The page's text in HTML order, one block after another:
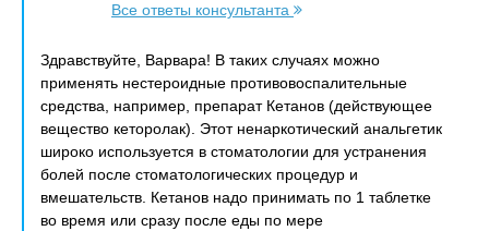
Все ответы консультанта
Здравствуйте, Варвара! В таких случаях можно
применять нестероидные противовоспалительные
средства, например, препарат Кетанов (действующее
вещество кеторолак). Этот ненаркотический анальгетик
широко используется в стоматологии для устранения
болей после стоматологических процедур и
вмешательств. Кетанов надо принимать по 1 таблетке
во время или сразу после еды по мере